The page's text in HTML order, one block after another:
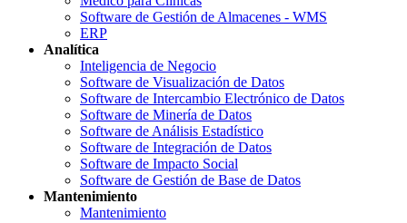
Software de Gestión de Almacenes - WMS
ERP
Analítica
Inteligencia de Negocio
Software de Visualización de Datos
Software de Intercambio Electrónico de Datos
Software de Minería de Datos
Software de Análisis Estadístico
Software de Integración de Datos
Software de Impacto Social
Software de Gestión de Base de Datos
Mantenimiento
Mantenimiento